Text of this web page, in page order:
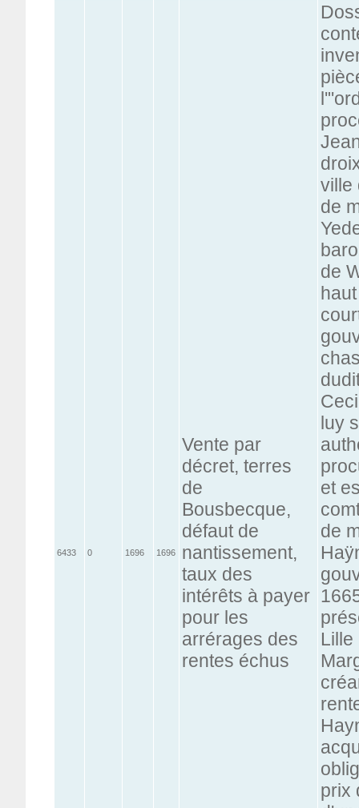
6433 0 1696 1696
Vente par
décret, terres
de
Bousbecque,
défaut de
nantissement,
taux des
intérêts à payer
pour les
arrérages des
rentes échus
ville
de
de
luy
et
de
Lille
prix